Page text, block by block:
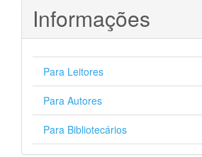
Informações
Para Leitores
Para Autores
Para Bibliotecários